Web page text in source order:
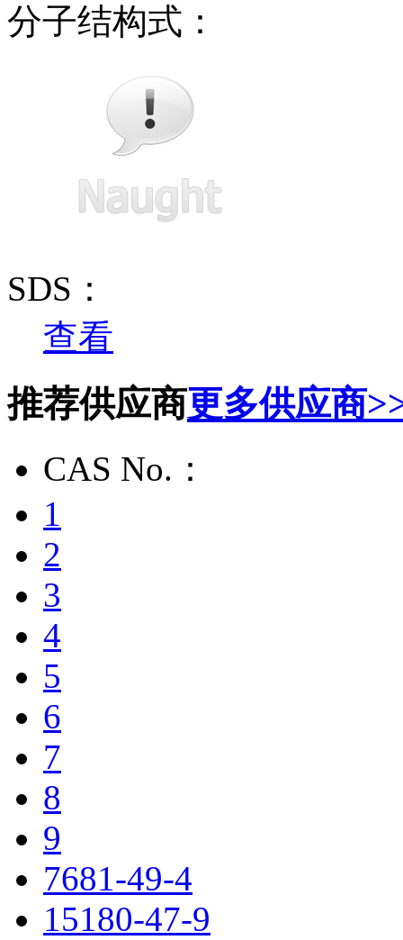
分子结构式：
SDS：
查看
推荐供应商更多供应商
CAS No.：
1
2
3
4
5
6
7
8
9
7681-49-4
15180-47-9